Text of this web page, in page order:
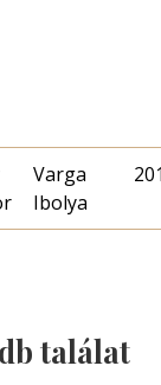
Varga
Ibolya
db találat